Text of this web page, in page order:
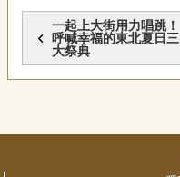
一起上大街用力唱跳！
呼喊幸福的東北夏日三
大祭典